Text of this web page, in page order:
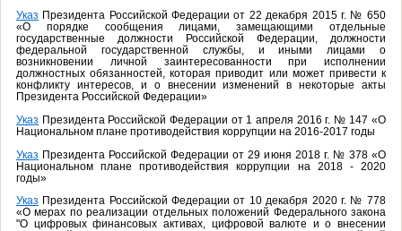
Указ Президента Российской Федерации от 22 декабря 2015 г. № 650
«О порядке сообщения лицами, замещающими отдельные
государственные должности Российской Федерации, должности
федеральной государственной службы, и иными лицами о
возникновении личной заинтересованности при исполнении
должностных обязанностей, которая приводит или может привести к
конфликту интересов, и о внесении изменений в некоторые акты
Президента Российской Федерации»
Указ Президента Российской Федерации от 1 апреля 2016 г. № 147 «О
Национальном плане противодействия коррупции на 2016-2017 годы
Указ Президента Российской Федерации от 29 июня 2018 г. № 378 «О
Национальном плане противодействия коррупции на 2018 - 2020
годы»
Указ Президента Российской Федерации от 10 декабря 2020 г. № 778
«О мерах по реализации отдельных положений Федерального закона
"О цифровых финансовых активах, цифровой валюте и о внесении